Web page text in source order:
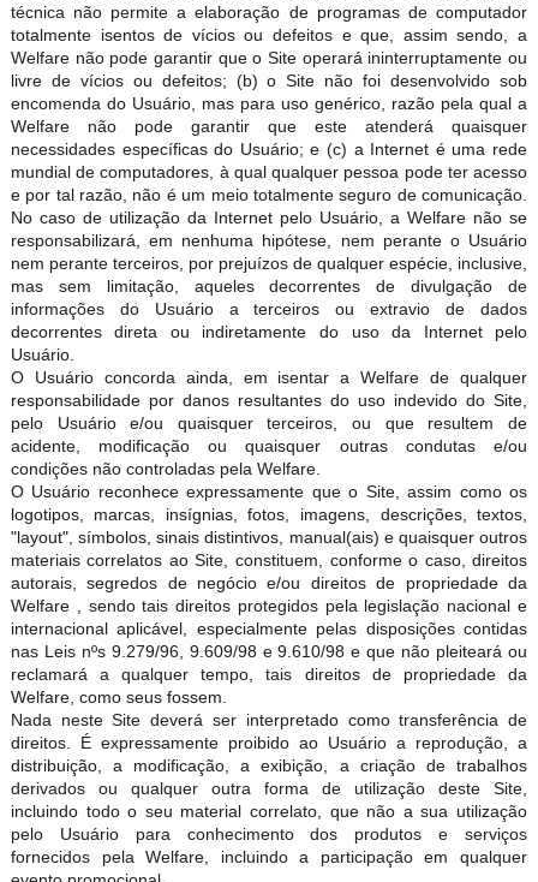
técnica não permite a elaboração de programas de computador
totalmente isentos de vícios ou defeitos e que, assim sendo, a
Welfare não pode garantir que o Site operará ininterruptamente ou
livre de vícios ou defeitos; (b) o Site não foi desenvolvido sob
encomenda do Usuário, mas para uso genérico, razão pela qual a
Welfare não pode garantir que este atenderá quaisquer
necessidades específicas do Usuário; e (c) a Internet é uma rede
mundial de computadores, à qual qualquer pessoa pode ter acesso
e por tal razão, não é um meio totalmente seguro de comunicação.
No caso de utilização da Internet pelo Usuário, a Welfare não se
responsabilizará, em nenhuma hipótese, nem perante o Usuário
nem perante terceiros, por prejuízos de qualquer espécie, inclusive,
mas sem limitação, aqueles decorrentes de divulgação de
informações do Usuário a terceiros ou extravio de dados
decorrentes direta ou indiretamente do uso da Internet pelo
Usuário.
O Usuário concorda ainda, em isentar a Welfare de qualquer
responsabilidade por danos resultantes do uso indevido do Site,
pelo Usuário e/ou quaisquer terceiros, ou que resultem de
acidente, modificação ou quaisquer outras condutas e/ou
condições não controladas pela Welfare.
O Usuário reconhece expressamente que o Site, assim como os
logotipos, marcas, insígnias, fotos, imagens, descrições, textos,
"layout", símbolos, sinais distintivos, manual(ais) e quaisquer outros
materiais correlatos ao Site, constituem, conforme o caso, direitos
autorais, segredos de negócio e/ou direitos de propriedade da
Welfare , sendo tais direitos protegidos pela legislação nacional e
internacional aplicável, especialmente pelas disposições contidas
nas Leis nºs 9.279/96, 9.609/98 e 9.610/98 e que não pleiteará ou
reclamará a qualquer tempo, tais direitos de propriedade da
Welfare, como seus fossem.
Nada neste Site deverá ser interpretado como transferência de
direitos. É expressamente proibido ao Usuário a reprodução, a
distribuição, a modificação, a exibição, a criação de trabalhos
derivados ou qualquer outra forma de utilização deste Site,
incluindo todo o seu material correlato, que não a sua utilização
pelo Usuário para conhecimento dos produtos e serviços
fornecidos pela Welfare, incluindo a participação em qualquer